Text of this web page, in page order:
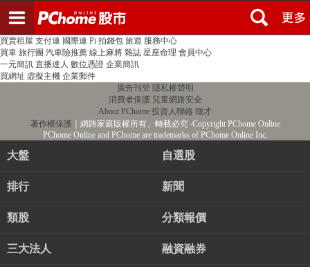
PChome首頁 線上購物 24h購物 書店
買賣租屋 支付連 國際連 Pi 拍錢包 旅遊 服務中心
買車 旅行團 汽車險推薦 線上麻將 雜誌 星座命理 會員中心
一元簡訊 直播達人 數位憑證 企業簡訊
買網址 虛擬主機 企業郵件
廣告刊登 隱私權聲明
消費者保護 兒童網路安全
About PChome 投資人聯絡 徵才
著作權保護 ｜網路家庭版權所有、轉載必究‧Copyright PChome Online
PChome Online and PChome are trademarks of PChome Online Inc.
大盤 自選股
排行 新聞
類股 分類報價
三大法人 融資融券